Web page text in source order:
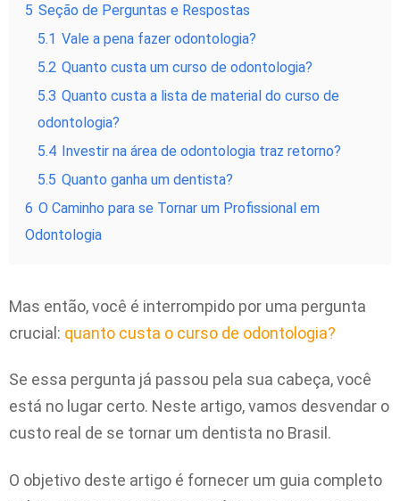
5 Seção de Perguntas e Respostas
5.1 Vale a pena fazer odontologia?
5.2 Quanto custa um curso de odontologia?
5.3 Quanto custa a lista de material do curso de
odontologia?
5.4 Investir na área de odontologia traz retorno?
5.5 Quanto ganha um dentista?
6 O Caminho para se Tornar um Profissional em
Odontologia
Mas então, você é interrompido por uma pergunta
crucial: quanto custa o curso de odontologia?
Se essa pergunta já passou pela sua cabeça, você
está no lugar certo. Neste artigo, vamos desvendar o
custo real de se tornar um dentista no Brasil.
O objetivo deste artigo é fornecer um guia completo